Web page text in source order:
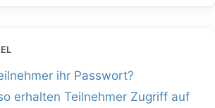
ihr Passwort?
erhalten Teilnehmer Zugriff auf